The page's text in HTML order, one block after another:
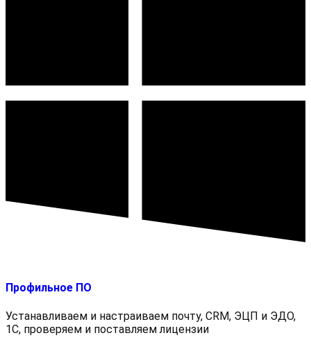
Профильное ПО
Устанавливаем и настраиваем почту, CRM, ЭЦП и ЭДО,
1С, проверяем и поставляем лицензии